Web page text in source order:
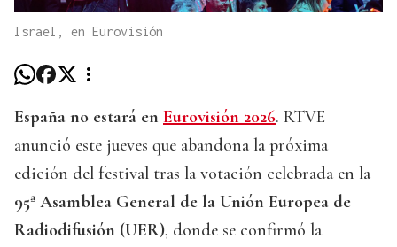
Israel, en Eurovisión
España no estará en Eurovisión 2026. RTVE
anunció este jueves que abandona la próxima
edición del festival tras la votación celebrada en la
95ª Asamblea General de la Unión Europea de
Radiodifusión (UER), donde se confirmó la